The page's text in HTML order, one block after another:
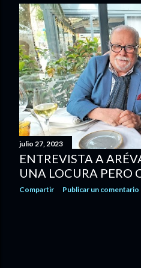
t
r
a
d
a
s
julio 27, 2023
ENTREVISTA A
UNA LOCURA PERO
Compartir Publicar un comentario